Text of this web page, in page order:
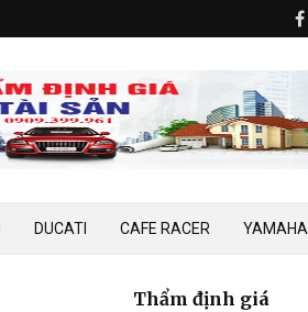
DUCATI CAFE RACER YAMAHA
Thẩm định giá